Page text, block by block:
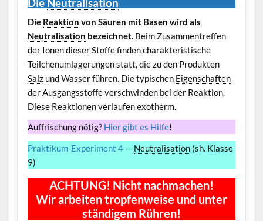
Die Reaktion von Säuren mit Basen wird als
Neutralisation bezeichnet.Beim Zusammentreffen
der Ionen dieser Stoffe finden charakteristische
Teilchenumlagerungen statt, die zu den Produkten
Salzund Wasser führen. Die typischen Eigenschaften
derAusgangsstoffeverschwinden bei der Reaktion.
Diese Reaktionen verlaufenexotherm.
Auffrischung nötig? Hier gibt es Hilfe!
Praktikum-Experiment 4— Neutralisation(sh. Klasse
9)
ACHTUNG! Nicht nachmachen!
Wir arbeiten tropfenweise und unter
ständigem Rühren!